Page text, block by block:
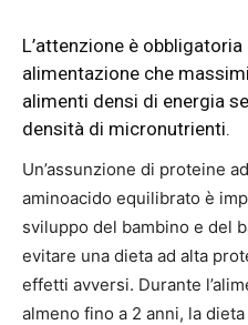
L’attenzione è
alimentazione che
alimenti densi di energia
densità di micronutrienti.
Un’assunzione di proteine
aminoacido equilibrato è
sviluppo del bambino e del
evitare una dieta ad alta
effetti avversi. Durante
almeno fino a 2 anni, la